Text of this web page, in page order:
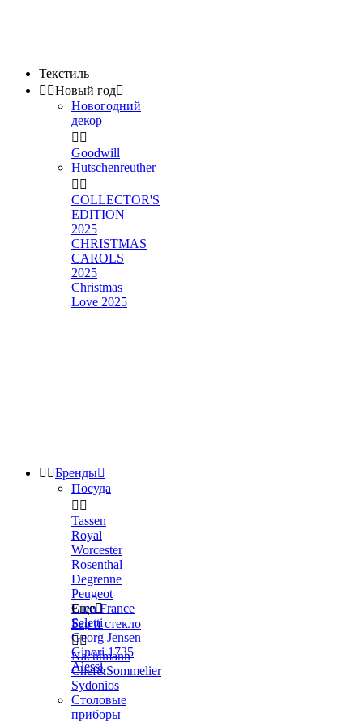
Текстиль
 Новый год
Новогодний
декор
 
Goodwill
Hutschenreuther
 
COLLECTOR'S
EDITION
2025
CHRISTMAS
CAROLS
2025
Christmas
Love 2025
 Бренды
Посуда
 
Tassen
Royal
Worcester
Rosenthal
Degrenne
Peugeot
Gien France
Seletti
Georg Jensen
Ginori 1735
Alessi
Еще
Бар и стекло

Nachtmann
Chef&Sommelier
Sydonios
Столовые
приборы